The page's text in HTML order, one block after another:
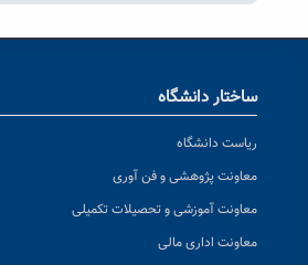
ساختار دانشگاه
ریاست دانشگاه
معاونت پژوهشی و فن آوری
معاونت آموزشی و تحصیلات تکمیلی
معاونت اداری مالی